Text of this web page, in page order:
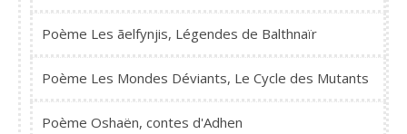
Poème Les ãelfynjis, Légendes de Balthnaïr
Poème Les Mondes Déviants, Le Cycle des Mutants
Poème Oshaën, contes d'Adhen